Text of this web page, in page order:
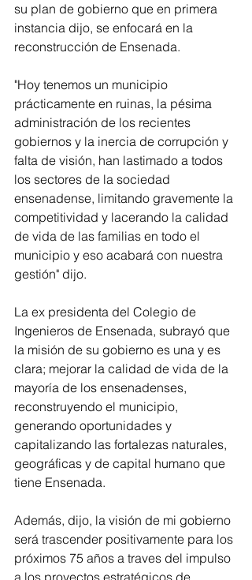
su plan de gobierno que en primera
instancia dijo, se enfocará en la
reconstrucción de Ensenada.
"Hoy tenemos un municipio
prácticamente en ruinas, la pésima
administración de los recientes
gobiernos y la inercia de corrupción y
falta de visión, han lastimado a todos
los sectores de la sociedad
ensenadense, limitando gravemente la
competitividad y lacerando la calidad
de vida de las familias en todo el
municipio y eso acabará con nuestra
gestión" dijo.
La ex presidenta del Colegio de
Ingenieros de Ensenada, subrayó que
la misión de su gobierno es una y es
clara; mejorar la calidad de vida de la
mayoría de los ensenadenses,
reconstruyendo el municipio,
generando oportunidades y
capitalizando las fortalezas naturales,
geográficas y de capital humano que
tiene Ensenada.
Además, dijo, la visión de mi gobierno
será trascender positivamente para los
próximos 75 años a traves del impulso